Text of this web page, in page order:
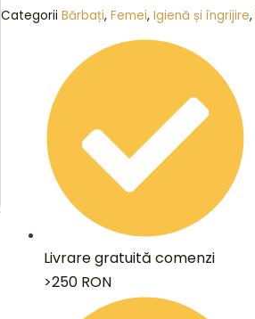
Categorii Bărbați, Femei, Igienă și îngrijire,
Livrare gratuită comenzi
>250 RON